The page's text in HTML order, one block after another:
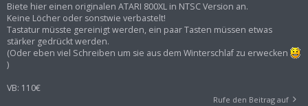
Biete hier einen originalen ATARI 800XL in NTSC Version an.
Keine Löcher oder sonstwie verbastelt!
Tastatur müsste gereinigt werden, ein paar Tasten müssen etwas
stärker gedrückt werden.
(Oder eben viel Schreiben um sie aus dem Winterschlaf zu erwecken
)
VB: 110€
Rufe den Beitrag auf